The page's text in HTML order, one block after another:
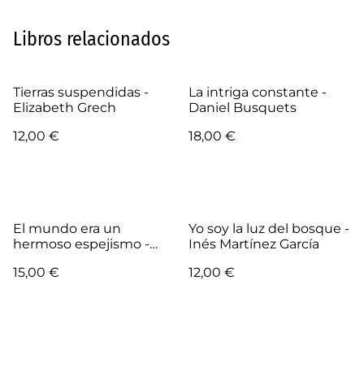
Libros relacionados
Tierras suspendidas -
Elizabeth Grech
12,00 €
La intriga constante -
Daniel Busquets
18,00 €
El mundo era un
hermoso espejismo -
15,00 €
Yo soy la luz del bosque -
Inés Martínez García
12,00 €